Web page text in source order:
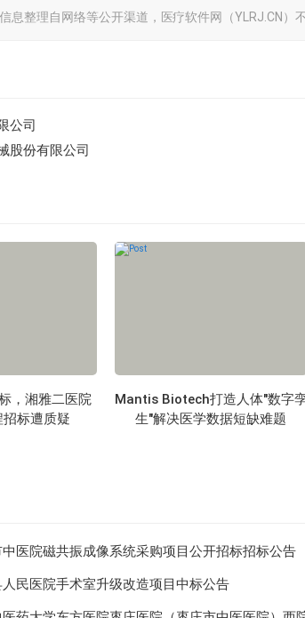
息整理自网络等公开渠道，医疗软件网（YLRJ.CN）
公司
股份有限公司
，湘雅二医院
标遭质疑
Mantis Biotech打造人体"数字
生"解决医学数据短缺难题
医院磁共振成像系统采购项目公开招标招标公告
民医院手术室升级改造项目中标公告